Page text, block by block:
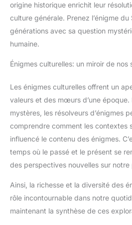
origine historique enrichit leur
culture générale. Prenez l’énigme
générations avec sa question
humaine.
Énigmes culturelles: un miroir de nos
Les énigmes culturelles offrent un
valeurs et des mœurs d’une époque.
mystères, les résolveurs d’énigmes
comprendre comment les contextes
influencé le contenu des énigmes.
temps où le passé et le présent se
des perspectives nouvelles sur
Ainsi, la richesse et la diversité des
rôle incontournable dans notre
maintenant la synthèse de ces